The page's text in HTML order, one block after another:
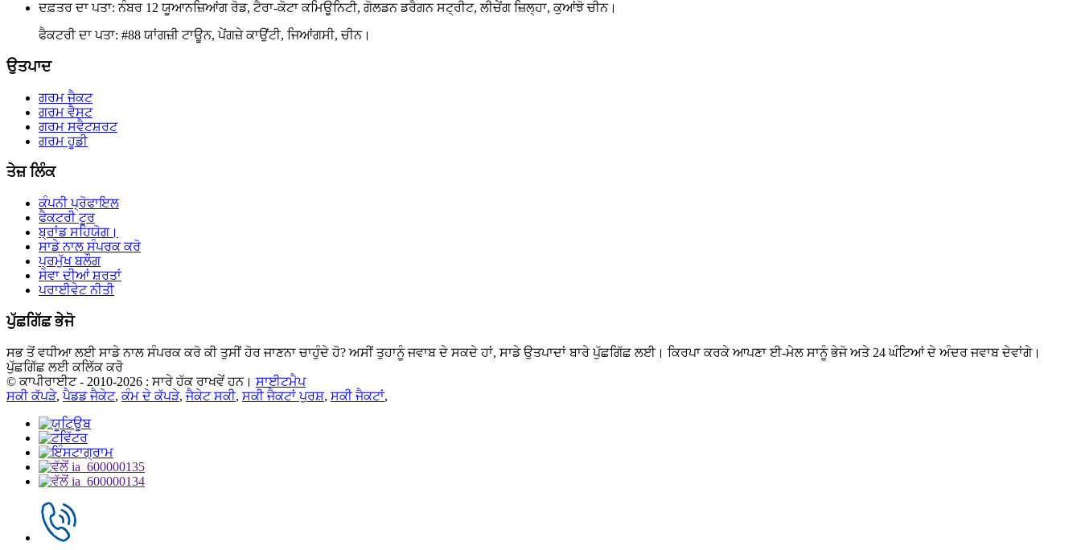
ਦਫ਼ਤਰ ਦਾ ਪਤਾ: ਨੰਬਰ 12 ਯੂਆਨਜ਼ਿਆਂਗ ਰੋਡ, ਟੈਰਾ-ਕੋਟਾ ਕਮਿਊਨਿਟੀ, ਗੋਲਡਨ ਡਰੈਗਨ ਸਟ੍ਰੀਟ, ਲੀਚੇਂਗ ਜ਼ਿਲ੍ਹਾ, ਕੁਆਂਝੋ ਚੀਨ।
ਫੈਕਟਰੀ ਦਾ ਪਤਾ: #88 ਯਾਂਗਜ਼ੀ ਟਾਊਨ, ਪੇਂਗਜ਼ੇ ਕਾਉਂਟੀ, ਜਿਆਂਗਸੀ, ਚੀਨ।
ਉਤਪਾਦ
ਗਰਮ ਜੈਕਟ
ਗਰਮ ਵੈਸਟ
ਗਰਮ ਸਵੈਟਸ਼ਰਟ
ਗਰਮ ਹੂਡੀ
ਤੇਜ਼ ਲਿੰਕ
ਕੰਪਨੀ ਪ੍ਰੋਫਾਇਲ
ਫੈਕਟਰੀ ਟੂਰ
ਬ੍ਰਾਂਡ ਸਹਿਯੋਗ।
ਸਾਡੇ ਨਾਲ ਸੰਪਰਕ ਕਰੋ
ਪ੍ਰਮੁੱਖ ਬਲੌਗ
ਸੇਵਾ ਦੀਆਂ ਸ਼ਰਤਾਂ
ਪਰਾਈਵੇਟ ਨੀਤੀ
ਪੁੱਛਗਿੱਛ ਭੇਜੋ
ਸਭ ਤੋਂ ਵਧੀਆ ਲਈ ਸਾਡੇ ਨਾਲ ਸੰਪਰਕ ਕਰੋ ਕੀ ਤੁਸੀਂ ਹੋਰ ਜਾਣਨਾ ਚਾਹੁੰਦੇ ਹੋ? ਅਸੀਂ ਤੁਹਾਨੂੰ ਜਵਾਬ ਦੇ ਸਕਦੇ ਹਾਂ, ਸਾਡੇ ਉਤਪਾਦਾਂ ਬਾਰੇ ਪੁੱਛਗਿੱਛ ਲਈ। ਕਿਰਪਾ ਕਰਕੇ ਆਪਣਾ ਈ-ਮੇਲ ਸਾਨੂੰ ਭੇਜੋ ਅਤੇ 24 ਘੰਟਿਆਂ ਦੇ ਅੰਦਰ ਜਵਾਬ ਦੇਵਾਂਗੇ।
ਪੁੱਛਗਿੱਛ ਲਈ ਕਲਿੱਕ ਕਰੋ
© ਕਾਪੀਰਾਈਟ - 2010-2026 : ਸਾਰੇ ਹੱਕ ਰਾਖਵੇਂ ਹਨ। ਸਾਈਟਮੈਪ
ਸਕੀ ਕੱਪੜੇ,ਪੈਡਡ ਜੈਕੇਟ,ਕੰਮ ਦੇ ਕੱਪੜੇ,ਜੈਕੇਟ ਸਕੀ, ਸਕੀ ਜੈਕਟਾਂ ਪੁਰਸ਼, ਸਕੀ ਜੈਕਟਾਂ,